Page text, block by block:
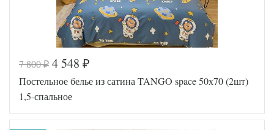
7 800₽ 4 548 ₽
Постельное белье из сатина TANGO space 50х70 (2шт)
1,5-спальное